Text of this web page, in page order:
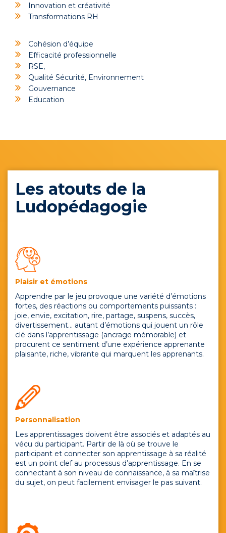
Innovation et créativité
Transformations RH
Cohésion d’équipe
Efficacité professionnelle
RSE,
Qualité Sécurité, Environnement
Gouvernance
Education
Les atouts de la
Ludopédagogie
Plaisir et émotions
Apprendre par le jeu provoque une variété d’émotions
fortes, des réactions ou comportements puissants :
joie, envie, excitation, rire, partage, suspens, succès,
divertissement… autant d’émotions qui jouent un rôle
clé dans l’apprentissage (ancrage mémorable) et
procurent ce sentiment d’une expérience apprenante
plaisante, riche, vibrante qui marquent les apprenants.
Personnalisation
Les apprentissages doivent être associés et adaptés au
vécu du participant. Partir de là où se trouve le
participant et connecter son apprentissage à sa réalité
est un point clef au processus d’apprentissage. En se
connectant à son niveau de connaissance, à sa maîtrise
du sujet, on peut facilement envisager le pas suivant.